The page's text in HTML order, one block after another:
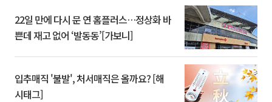
22일 만에 다시 문 연 홈플러스…정상화 바
쁜데 재고 없어 ‘발동동’[가보니]
입추매직 '불발', 처서매직은 올까요? [해
시태그]